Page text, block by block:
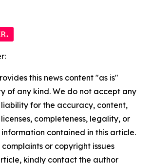
this news content "as is"
of any kind. We do not accept any
for the accuracy, content,
completeness, legality, or
contained in this article.
or copyright issues
kindly contact the author